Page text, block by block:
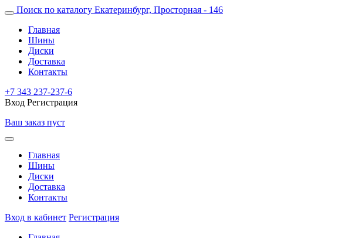
Поиск по каталогу Екатеринбург, Просторная - 146
Главная
Шины
Диски
Доставка
Контакты
+7 343 237-237-6
Вход Регистрация
Ваш заказ пуст
Главная
Шины
Диски
Доставка
Контакты
Вход в кабинет Регистрация